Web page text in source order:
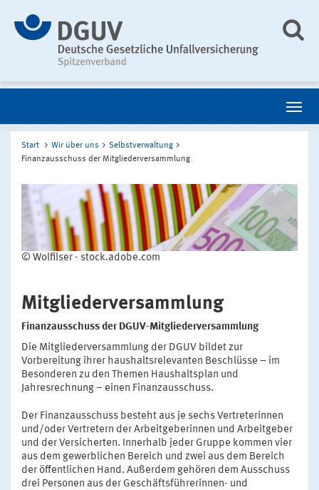
Start Wir über uns
Selbstverwaltung
Finanzausschuss der Mitgliederversammlung
© Wolfilser - stock.adobe.com
Mitgliederversammlung
Finanzausschuss der DGUV-Mitgliederversammlung
Die Mitgliederversammlung der DGUV bildet zur
Vorbereitung ihrer haushaltsrelevanten Beschlüsse – im
Besonderen zu den Themen Haushaltsplan und
Jahresrechnung – einen Finanzausschuss.
Der Finanzausschuss besteht aus je sechs Vertreterinnen
und/oder Vertretern der Arbeitgeberinnen und Arbeitgeber
und der Versicherten. Innerhalb jeder Gruppe kommen vier
aus dem gewerblichen Bereich und zwei aus dem Bereich
der öffentlichen Hand. Außerdem gehören dem Ausschuss
drei Personen aus der Geschäftsführerinnen- und